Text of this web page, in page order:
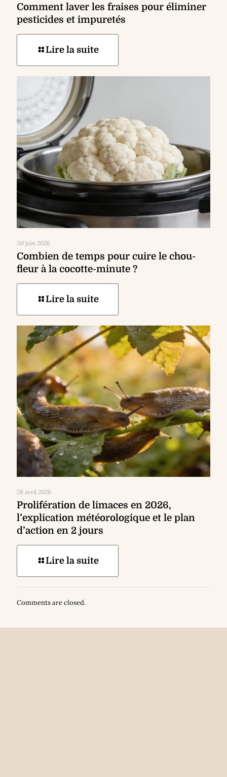
Comment laver les fraises pour éliminer
pesticides et impuretés
Lire la suite
30 juin 2026
Combien de temps pour cuire le chou-
fleur à la cocotte-minute ?
Lire la suite
28 avril 2026
Prolifération de limaces en 2026,
l’explication météorologique et le plan
d’action en 2 jours
Lire la suite
Comments are closed.